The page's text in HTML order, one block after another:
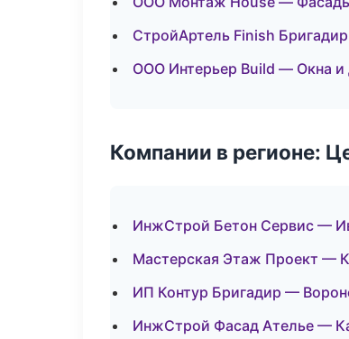
СтройАртель Finish
ООО Интерьер Build — Окна и
Компании в регионе:
ИнжСтрой Бетон Сервис —
Мастерская Этаж Проект —
ИП Контур Бригадир —
ИнжСтрой Фасад Ателье —